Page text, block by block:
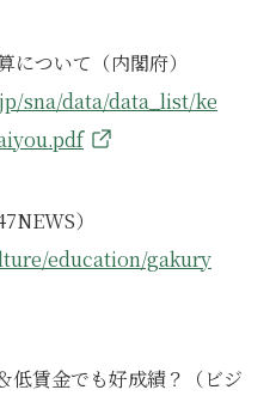
ついて（内閣府）
sna/data/data_list/ke
）
education/gakury
低賃金でも好成績？（ビジ